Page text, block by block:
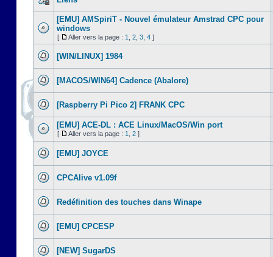
[EMU] AMSpiriT - Nouvel émulateur Amstrad CPC pour
windows
[ Aller vers la page : 1 2 3 4 ]
[WIN/LINUX] 1984
[MACOS/WIN64] Cadence (Abalore)
[Raspberry Pi Pico 2] FRANK CPC
[EMU] ACE-DL : ACE Linux/MacOS/Win port
[ Aller vers la page : 1 2 ]
[EMU] JOYCE
CPCAlive v1.09f
Redéfinition des touches dans Winape
[EMU] CPCESP
[NEW] SugarDS